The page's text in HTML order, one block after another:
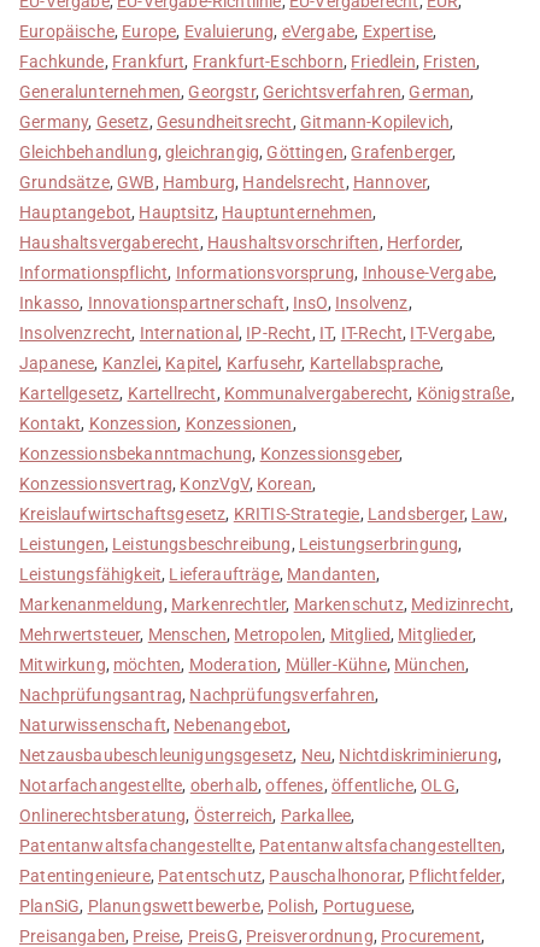
Europäische, Europe, Evaluierung, eVergabe, Expertise,
Fachkunde, Frankfurt, Frankfurt-Eschborn, Friedlein, Fristen,
Generalunternehmen, Georgstr, Gerichtsverfahren, German,
Germany, Gesetz, Gesundheitsrecht, Gitmann-Kopilevich,
Gleichbehandlung,gleichrangig, Göttingen, Grafenberger,
Grundsätze, GWB, Hamburg, Handelsrecht, Hannover,
Hauptangebot, Hauptsitz, Hauptunternehmen,
Haushaltsvergaberecht, Haushaltsvorschriften, Herforder,
Informationspflicht, Informationsvorsprung, Inhouse-Vergabe,
Inkasso, Innovationspartnerschaft, InsO, Insolvenz,
Insolvenzrecht, International , IP-Recht, IT, IT-Recht, IT-Vergabe,
Japanese, Kanzlei, Kapitel, Karfusehr, Kartellabsprache,
Kartellgesetz, Kartellrecht, Kommunalvergaberecht, Königstraße,
Kontakt, Konzession, Konzessionen,
Konzessionsbekanntmachung, Konzessionsgeber,
Konzessionsvertrag, KonzVgV, Korean,
Kreislaufwirtschaftsgesetz, KRITIS-Strategie, Landsberger, Law,
Leistungen, Leistungsbeschreibung, Leistungserbringung,
Leistungsfähigkeit, Lieferaufträge, Mandanten,
Markenanmeldung, Markenrechtler, Markenschutz, Medizinrecht,
Mehrwertsteuer, Menschen, Metropolen, Mitglied, Mitglieder,
Mitwirkung, möchten, Moderation, Müller-Kühne, München,
Nachprüfungsantrag, Nachprüfungsverfahren,
Naturwissenschaft, Nebenangebot,
Netzausbaubeschleunigungsgesetz, Neu, Nichtdiskriminierung,
Notarfachangestellte, oberhalb,offenes,öffentliche,OLG,
Onlinerechtsberatung, Österreich, Parkallee,
Patentanwaltsfachangestellte, Patentanwaltsfachangestellten,
Patentingenieure, Patentschutz, Pauschalhonorar, Pflichtfelder,
PlanSiG, Planungswettbewerbe, Polish, Portuguese,
Preisangaben, Preise, PreisG, Preisverordnung, Procurement,